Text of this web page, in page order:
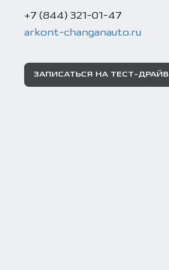
+7 (844) 321-01-47
arkont-changanauto.ru
ЗАПИСАТЬСЯ НА ТЕСТ-ДРАЙВ